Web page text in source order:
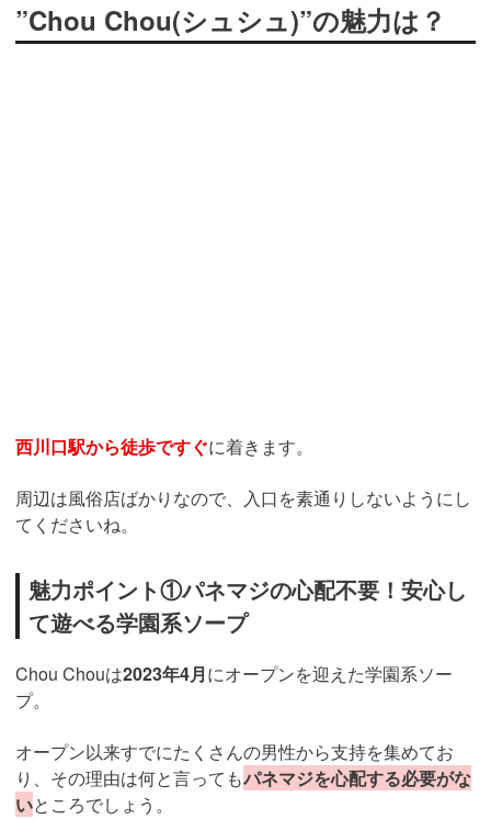
”Chou Chou(シュシュ)”の魅力は？
西川口駅から徒歩ですぐに着きます。
周辺は風俗店ばかりなので、入口を素通りしないようにし
てくださいね。
魅力ポイント①パネマジの心配不要！安心し
て遊べる学園系ソープ
Chou Chouは2023年4月にオープンを迎えた学園系ソー
プ。
オープン以来すでにたくさんの男性から支持を集めてお
り、その理由は何と言ってもパネマジを心配する必要がな
いところでしょう。